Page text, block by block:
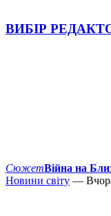
ВИБІР
СюжетВійна на
Новини світу —